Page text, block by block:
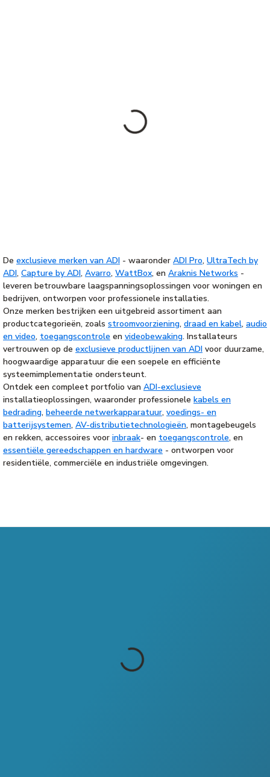
De exclusieve merken van ADI - waaronder ADI Pro, UltraTech by
ADI, Capture by ADI, Avarro, WattBox, en Araknis Networks -
leveren betrouwbare laagspanningsoplossingen voor woningen en
bedrijven, ontworpen voor professionele installaties.
Onze merken bestrijken een uitgebreid assortiment aan
productcategorieën, zoals stroomvoorziening, draad en kabel, audio
en video, toegangscontrole en videobewaking. Installateurs
vertrouwen op de exclusieve productlijnen van ADI voor duurzame,
hoogwaardige apparatuur die een soepele en efficiënte
systeemimplementatie ondersteunt.
Ontdek een compleet portfolio van ADI-exclusieve
installatieoplossingen, waaronder professionele kabels en
bedrading, beheerde netwerkapparatuur, voedings- en
batterijsystemen, AV-distributietechnologieën, montagebeugels
en rekken, accessoires voor inbraak- en toegangscontrole, en
essentiële gereedschappen en hardware - ontworpen voor
residentiële, commerciële en industriële omgevingen.